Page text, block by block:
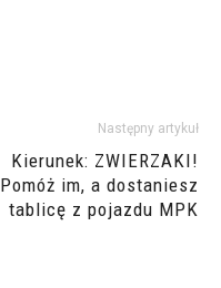
Następny artykuł
Kierunek: ZWIERZAKI!
Pomóż im, a dostaniesz
tablicę z pojazdu MPK